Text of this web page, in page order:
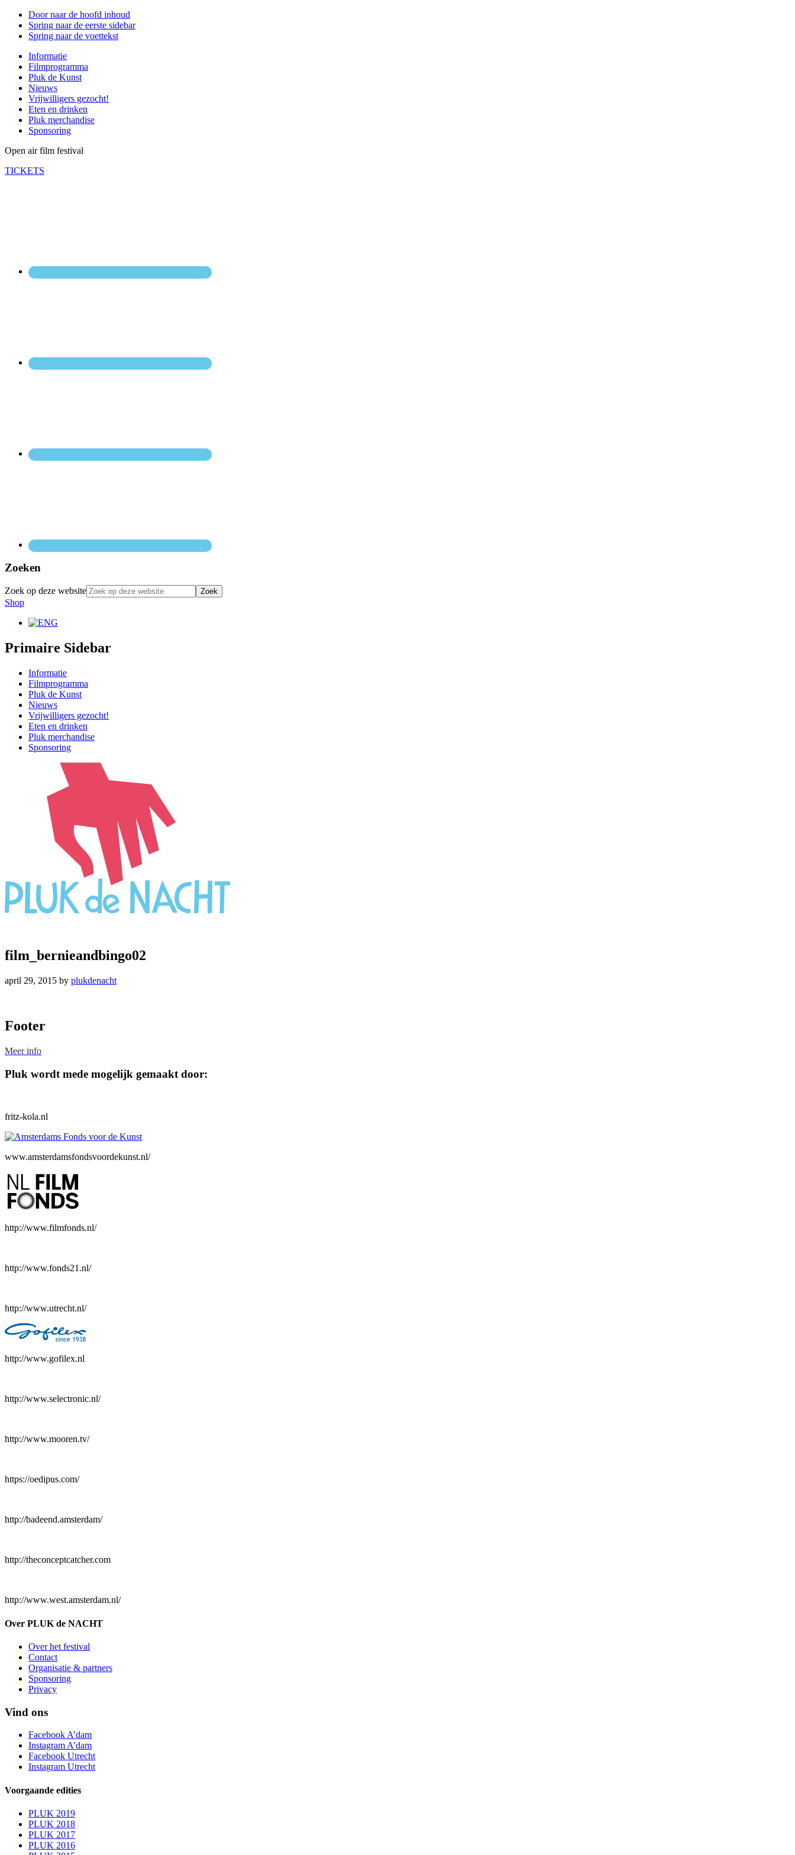
Door naar de hoofd inhoud
Spring naar de eerste sidebar
Spring naar de voettekst
Informatie
Filmprogramma
Pluk de Kunst
Nieuws
Vrijwilligers gezocht!
Eten en drinken
Pluk merchandise
Sponsoring
Open air film festival
TICKETS
Zoeken
Zoek op deze website
Shop
Primaire Sidebar
Informatie
Filmprogramma
Pluk de Kunst
Nieuws
Vrijwilligers gezocht!
Eten en drinken
Pluk merchandise
Sponsoring
film_bernieandbingo02
april 29, 2015 by plukdenacht
Footer
Meer info
Pluk wordt mede mogelijk gemaakt door:
fritz-kola.nl
www.amsterdamsfondsvoordekunst.nl/
http://www.filmfonds.nl/
http://www.fonds21.nl/
http://www.utrecht.nl/
http://www.gofilex.nl
http://www.selectronic.nl/
http://www.mooren.tv/
https://oedipus.com/
http://badeend.amsterdam/
http://theconceptcatcher.com
http://www.west.amsterdam.nl/
Over PLUK de NACHT
Over het festival
Contact
Organisatie & partners
Sponsoring
Privacy
Vind ons
Facebook A’dam
Instagram A’dam
Facebook Utrecht
Instagram Utrecht
Voorgaande edities
PLUK 2019
PLUK 2018
PLUK 2017
PLUK 2016